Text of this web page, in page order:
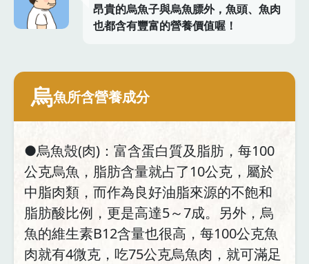
昂貴的烏魚子與烏魚膘外，魚頭、魚肉
也都含有豐富的營養價值喔！
烏魚所含營養成分
●烏魚殼(肉)：富含蛋白質及脂肪，每100
公克烏魚，脂肪含量就占了10公克，屬於
中脂肉類，而作為良好油脂來源的不飽和
脂肪酸比例，更是高達5～7成。另外，烏
魚的維生素B12含量也很高，每100公克魚
肉就有4微克，吃75公克烏魚肉，就可滿足